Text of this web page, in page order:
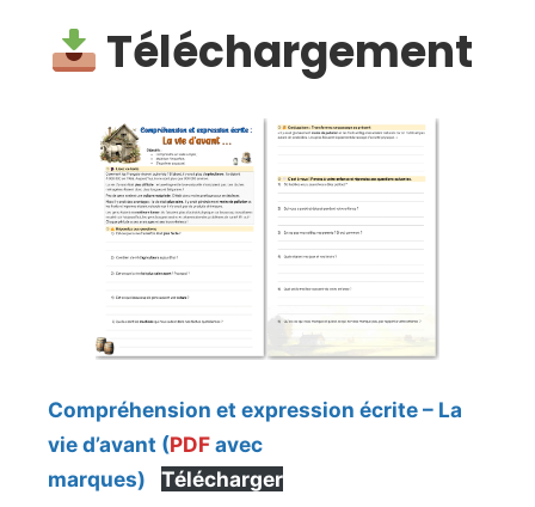
Téléchargement
Compréhension et expression écrite – La
vie d’avant (PDFavec
marques)
Télécharger